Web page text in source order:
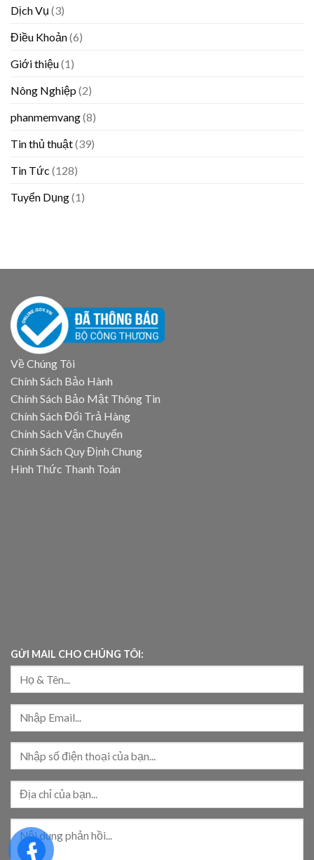
Dịch Vụ (3)
Điều Khoản(6)
Giới thiệu(1)
Nông Nghiệp(2)
phanmemvang(8)
Tin thủ thuật(39)
Tin Tức (128)
Tuyển Dụng(1)
Về Chúng Tôi
Chính Sách Bảo Hành
Chính Sách Bảo Mật Thông Tin
Chính Sách Đổi Trả Hàng
Chính Sách Vận Chuyển
Chính Sách Quy Định Chung
Hình Thức Thanh Toán
GỬI MAIL CHO CHÚNG TÔI: